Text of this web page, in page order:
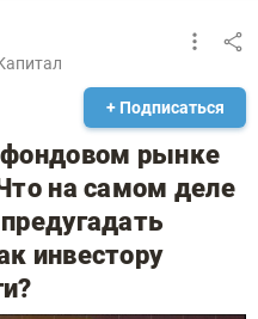
+ Подписаться
рынке
на самом деле
инвестору